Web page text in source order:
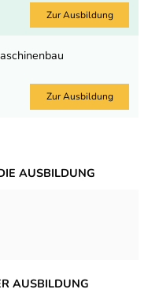
Zur Ausbildung
Zur Ausbildung
AUSBILDUNG
AUSBILDUNG